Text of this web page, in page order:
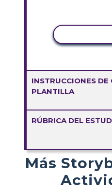
INSTRUCCIONES DE
PLANTILLA
RÚBRICA DEL
Más